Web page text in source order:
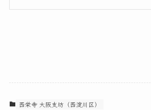
西栄寺 大阪支坊（西淀川区）